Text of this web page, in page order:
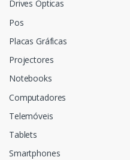
Drives Ópticas
Pos
Placas Gráficas
Projectores
Notebooks
Computadores
Telemóveis
Tablets
Smartphones